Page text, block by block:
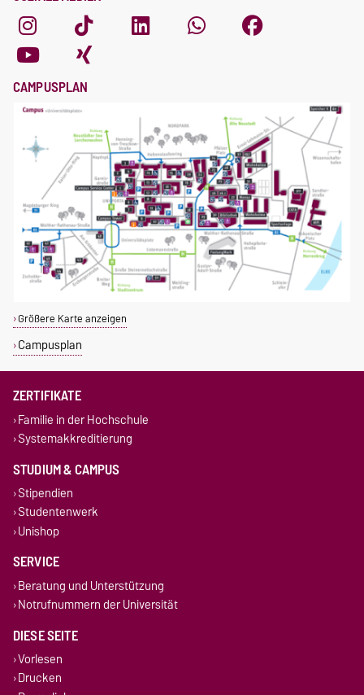
CAMPUSPLAN
Größere Karte anzeigen
Campusplan
ZERTIFIKATE
Familie in der Hochschule
Systemakkreditierung
STUDIUM & CAMPUS
Stipendien
Studentenwerk
Unishop
SERVICE
Beratung und Unterstützung
Notrufnummern der Universität
DIESE SEITE
Vorlesen
Drucken